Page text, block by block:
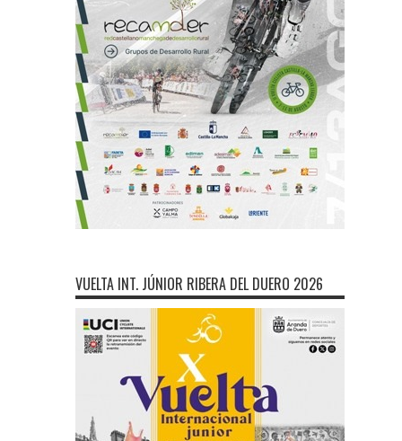
VUELTA INT. JÚNIOR RIBERA DEL DUERO 2026